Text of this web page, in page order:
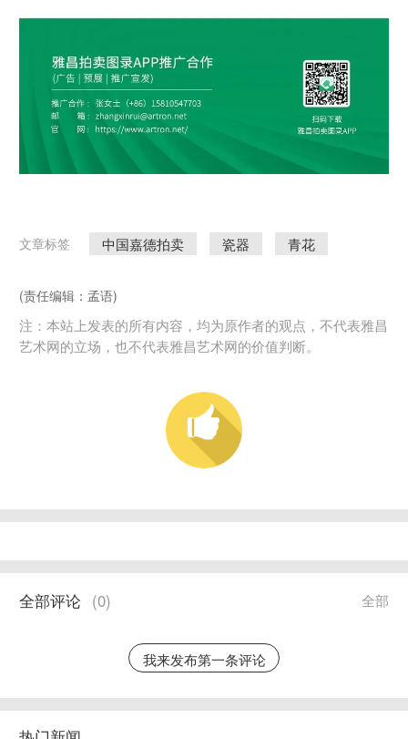
文章标签 中国嘉德拍卖 瓷器 青花
(责任编辑：孟语)
注：本站上发表的所有内容，均为原作者的观点，不代表雅昌
艺术网的立场，也不代表雅昌艺术网的价值判断。
全部
全部评论 (0)
我来发布第一条评论